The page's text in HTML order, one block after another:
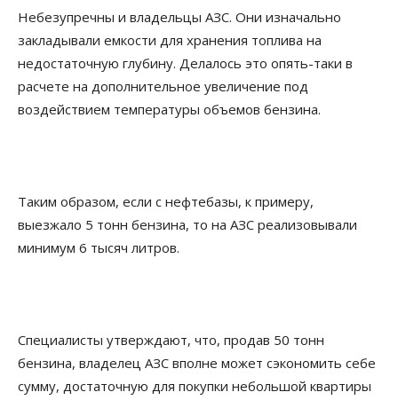
Небезупречны и владельцы АЗС. Они изначально
закладывали емкости для хранения топлива на
недостаточную глубину. Делалось это опять-таки в
расчете на дополнительное увеличение под
воздействием температуры объемов бензина.
Таким образом, если с нефтебазы, к примеру,
выезжало 5 тонн бензина, то на АЗС реализовывали
минимум 6 тысяч литров.
Специалисты утверждают, что, продав 50 тонн
бензина, владелец АЗС вполне может сэкономить себе
сумму, достаточную для покупки небольшой квартиры